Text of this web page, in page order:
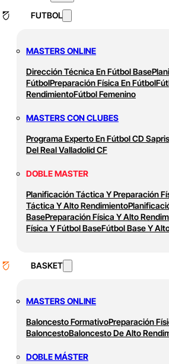
FUTBOL
MASTERS ONLINE
Dirección Técnica En Fútbol Base
FútbolPreparación Física En Fútbol
RendimientoFútbol Femenino
MASTERS CON CLUBES
Programa Experto En Fútbol CD
Del Real Valladolid CF
DOBLE MASTER
Planificación Táctica Y Preparación
Táctica Y Alto Rendimiento
BasePreparación Física Y Alto
Física Y Fútbol BaseFútbol Base Y
BASKET
MASTERS ONLINE
Baloncesto FormativoPreparación
BaloncestoBaloncesto De Alto
DOBLE MÁSTER